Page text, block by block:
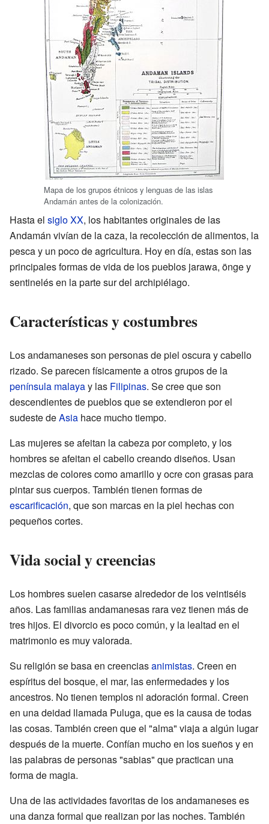
Mapa de los grupos étnicos y lenguas de las islas
Andamán antes de la colonización.
Hasta el siglo XX, los habitantes originales de las
Andamán vivían de la caza, la recolección de alimentos, la
pesca y un poco de agricultura. Hoy en día, estas son las
principales formas de vida de los pueblos jarawa, önge y
sentinelés en la parte sur del archipiélago.
Características y costumbres
Los andamaneses son personas de piel oscura y cabello
rizado. Se parecen físicamente a otros grupos de la
península malayay las Filipinas. Se cree que son
descendientes de pueblos que se extendieron por el
sudeste deAsia hace mucho tiempo.
Las mujeres se afeitan la cabeza por completo, y los
hombres se afeitan el cabello creando diseños. Usan
mezclas de colores como amarillo y ocre con grasas para
pintar sus cuerpos. También tienen formas de
escarificación, que son marcas en la piel hechas con
pequeños cortes.
Vida social y creencias
Los hombres suelen casarse alrededor de los veintiséis
años. Las familias andamanesas rara vez tienen más de
tres hijos. El divorcio es poco común, y la lealtad en el
matrimonio es muy valorada.
Su religión se basa en creenciasanimistas. Creen en
espíritus del bosque, el mar, las enfermedades y los
ancestros. No tienen templos ni adoración formal. Creen
en una deidad llamada Puluga, que es la causa de todas
las cosas. También creen que el "alma" viaja a algún lugar
después de la muerte. Confían mucho en los sueños y en
las palabras de personas "sabias" que practican una
forma de magia.
Una de las actividades favoritas de los andamaneses es
una danza formal que realizan por las noches. También